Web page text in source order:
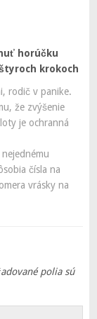
horúčku
krokoch
rodič v panike.
že zvýšenie
je ochranná
čísla na
vrásky na
polia sú